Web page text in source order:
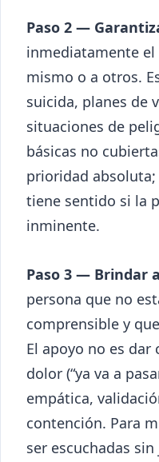
Paso 2 —
inmediatamente
mismo o a otros.
suicida, planes de
situaciones de
básicas no
prioridad
tiene sentido si la
inminente.
Paso 3 — Brindar
persona que no
comprensible y
El apoyo no es
dolor (“ya va a
empática,
contención. Para
ser escuchadas